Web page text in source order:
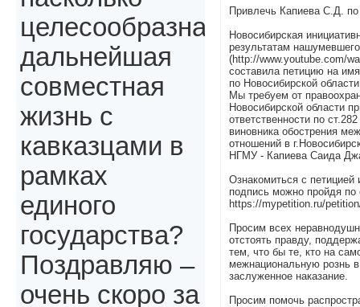
Привлечь Капиева С.Д.
Новосибирская
результатам
(http://www.youtube.com/
составила петицию на
по Новосибирской
Мы требуем от
Новосибирской области
ответственности по
виновника обострения
отношений в
НГМУ - Капиева Саида
Ознакомиться с петицией
подпись можно пройдя по
https://mypetition.ru/
Просим всех
отстоять правду,
тем, что бы те, кто на
межнациональную рознь
заслуженное наказание.
Просим помочь
целесообразна
дальнейшая
совместная
жизнь с
кавказцами в
рамках
единого
государства?
Поздравляю –
очень скоро за